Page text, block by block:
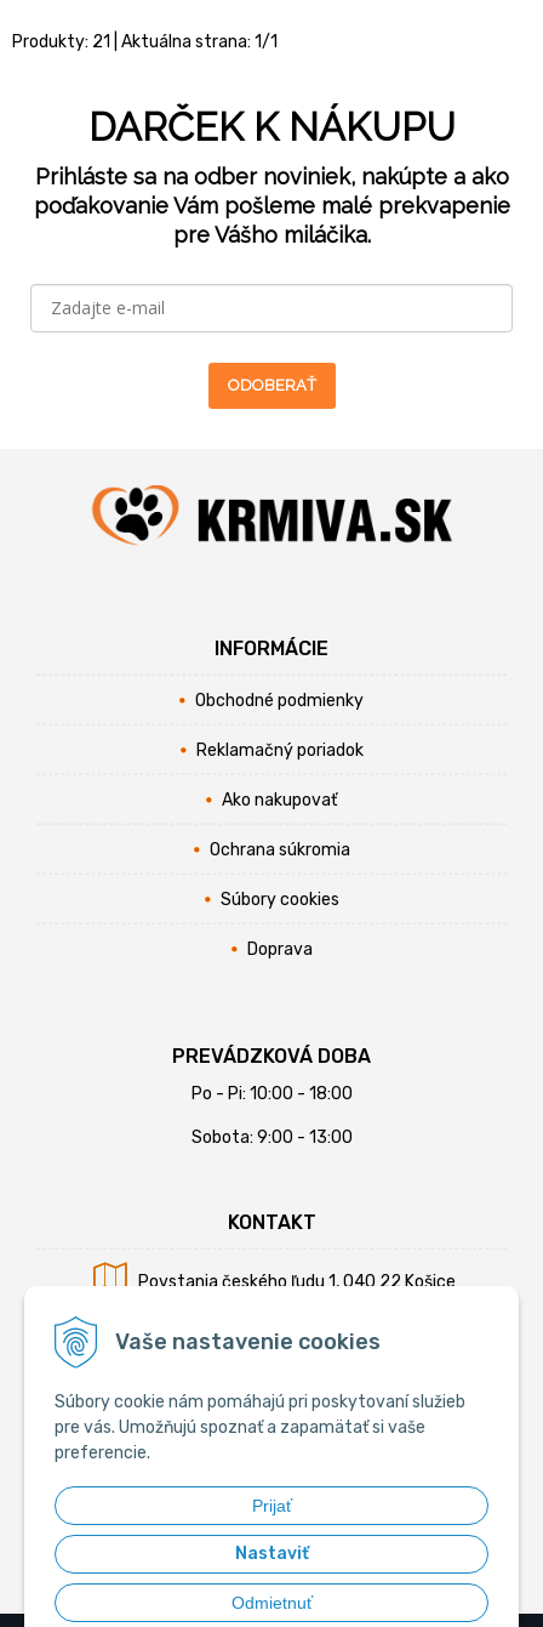
Vaše nastavenie cookies
Súbory cookie nám pomáhajú pri poskytovaní služieb
pre vás. Umožňujú spoznať a zapamätať si vaše
preferencie.
Prijať
Nastaviť
Odmietnuť
Produkty: 21 | Aktuálna strana: 1/1
DARČEK K NÁKUPU
Prihláste sa na odber noviniek, nakúpte a ako
poďakovanie Vám pošleme malé prekvapenie
pre Vášho miláčika.
ODOBERAŤ
INFORMÁCIE
Obchodné podmienky
Reklamačný poriadok
Ako nakupovať
Ochrana súkromia
Súbory cookies
Doprava
PREVÁDZKOVÁ DOBA
Po - Pi: 10:00 - 18:00
Sobota: 9:00 - 13:00
KONTAKT
Povstania českého ľudu 1, 040 22 Košice
Mobil:+421 902 794 355
E-mail:info@krmiva.sk